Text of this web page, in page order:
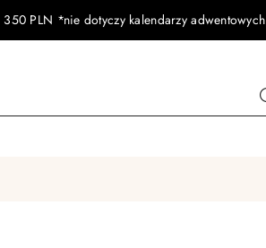
PLN *nie dotyczy kalendarzy adwentowych